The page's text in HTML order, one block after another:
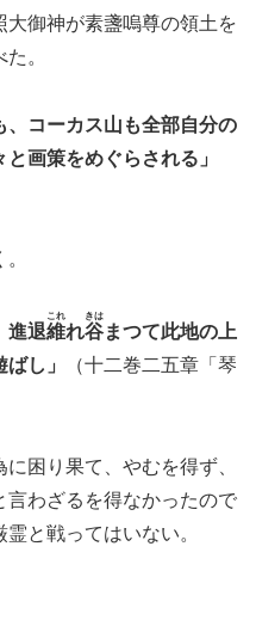
御神が素盞嗚尊の領土を
。
、コーカス山も全部自分の
画策をめぐらされる」
進退維
これ
れ谷
きは
まつて此地の上
し」
（十二巻二五章「琴
困り果て、やむを得ず、
わざるを得なかったので
と戦ってはいない。